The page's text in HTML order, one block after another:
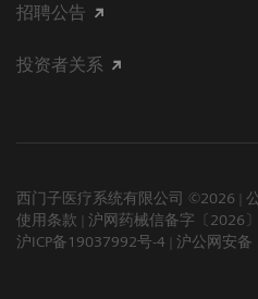
招聘公告
投资者关系
西门子医疗系统有限公司 ©2026
使用条款
沪网药械信备字〔2026
沪ICP备19037992号-4
沪公网安备